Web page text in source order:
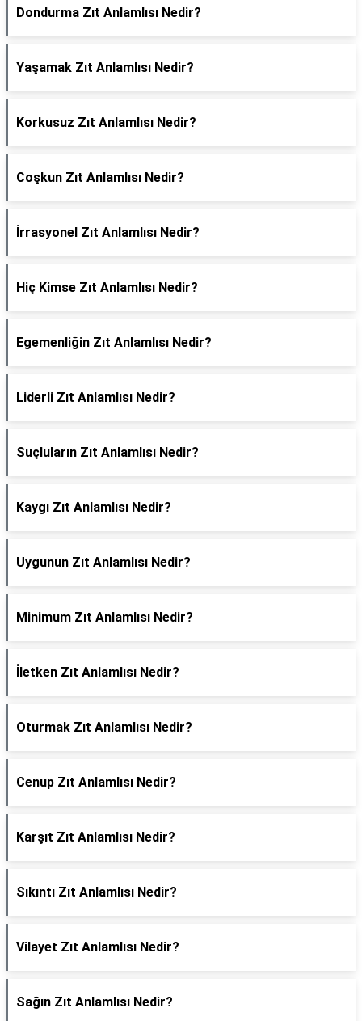
Dondurma Zıt Anlamlısı Nedir?
Yaşamak Zıt Anlamlısı Nedir?
Korkusuz Zıt Anlamlısı Nedir?
Coşkun Zıt Anlamlısı Nedir?
İrrasyonel Zıt Anlamlısı Nedir?
Hiç Kimse Zıt Anlamlısı Nedir?
Egemenliğin Zıt Anlamlısı Nedir?
Liderli Zıt Anlamlısı Nedir?
Suçluların Zıt Anlamlısı Nedir?
Kaygı Zıt Anlamlısı Nedir?
Uygunun Zıt Anlamlısı Nedir?
Minimum Zıt Anlamlısı Nedir?
İletken Zıt Anlamlısı Nedir?
Oturmak Zıt Anlamlısı Nedir?
Cenup Zıt Anlamlısı Nedir?
Karşıt Zıt Anlamlısı Nedir?
Sıkıntı Zıt Anlamlısı Nedir?
Vilayet Zıt Anlamlısı Nedir?
Sağın Zıt Anlamlısı Nedir?